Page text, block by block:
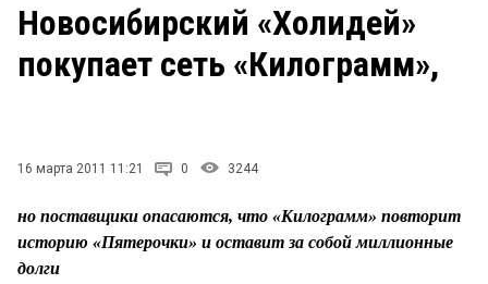
ЗАКОН
НОВОСТИ КОМПАНИЙ
СТИЛЬ ЖИЗНИ
Рейтинги
Блоги
Новосибирский «Холидей»
покупает сеть «Килограмм»,
16 марта 2011 11:21 0 3244
но поставщики опасаются, что «Килограмм» повторит
историю «Пятерочки» и оставит за собой миллионные
долги